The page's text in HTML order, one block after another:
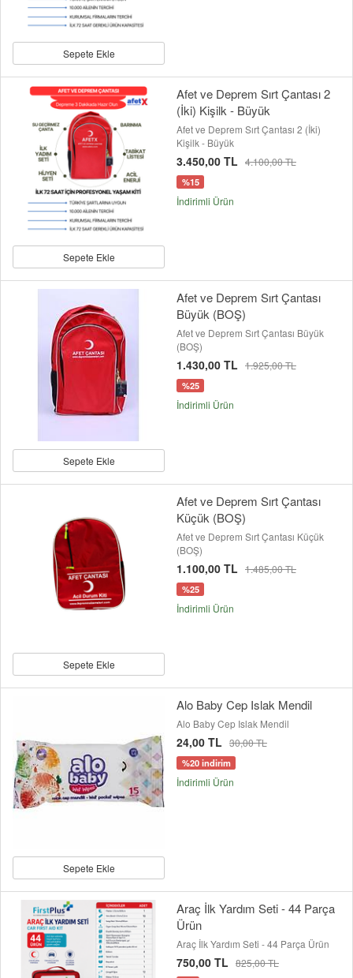
Sepete Ekle
Sepete Ekle
Afet ve Deprem Sırt Çantası 2
(İki) Kişilk - Büyük
Afet ve Deprem Sırt Çantası 2 (İki)
Kişilk - Büyük
3.450,00 TL 4.100,00 TL
%15
İndirimli Ürün
Sepete Ekle
Afet ve Deprem Sırt Çantası
Büyük (BOŞ)
Afet ve Deprem Sırt Çantası Büyük
(BOŞ)
1.430,00 TL 1.925,00 TL
%25
İndirimli Ürün
Sepete Ekle
Afet ve Deprem Sırt Çantası
Küçük (BOŞ)
Afet ve Deprem Sırt Çantası Küçük
(BOŞ)
1.100,00 TL 1.485,00 TL
%25
İndirimli Ürün
Sepete Ekle
Alo Baby Cep Islak Mendil
Alo Baby Cep Islak Mendil
24,00 TL 30,00 TL
%20 indirim
İndirimli Ürün
Araç İlk Yardım Seti - 44 Parça
Ürün
Araç İlk Yardım Seti - 44 Parça Ürün
750,00 TL 825,00 TL